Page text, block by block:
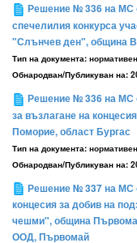
Решение № 336 на МС
спечелилия конкурса
"Слънчев ден", община
Тип на документа:
Обнародван/Публикуван на:
Решение № 336 на МС
за възлагане на
Поморие, област Бургас
Тип на документа:
Обнародван/Публикуван на:
Решение № 337 на МС
концесия за добив на
чешми", община
ООД, Първомай